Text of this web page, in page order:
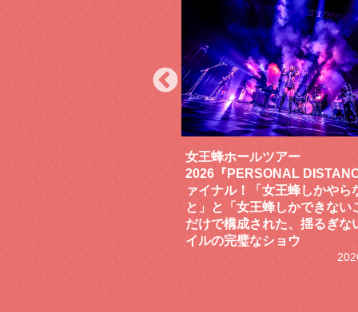
「SHISHAMOでした!!!」ロ
ドとしての芯を貫き通し、笑
謝で泳ぎ切ったファイナルラ
DAY2“GOODBYE DAY”をレ